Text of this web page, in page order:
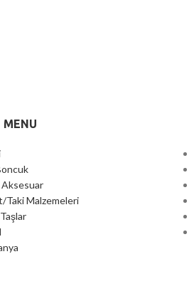
MENU
Aksesuar
Taki Malzemeleri